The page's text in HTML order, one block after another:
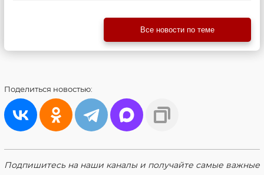
Все новости по теме
Поделиться новостью:
Подпишитесь на наши каналы и получайте самые важные